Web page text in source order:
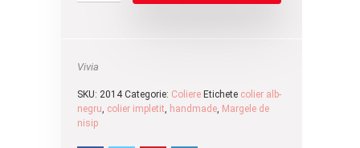
Vivia
SKU: 2014 Categorie: Coliere Etichete colier alb-
negru, colier impletit, handmade, Margele de
nisip